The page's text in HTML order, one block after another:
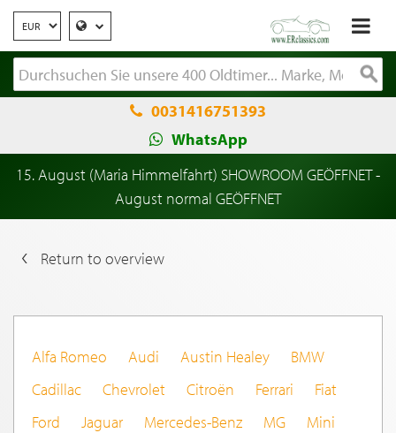
0031416751393
WhatsApp
15. August (Maria Himmelfahrt) SHOWROOM GEÖFFNET -
August normal GEÖFFNET
Return to overview
Alfa Romeo Audi Austin Healey
BMW
Cadillac
Chevrolet Citroën Ferrari
Fiat
Ford
Jaguar Mercedes-Benz MG
Mini